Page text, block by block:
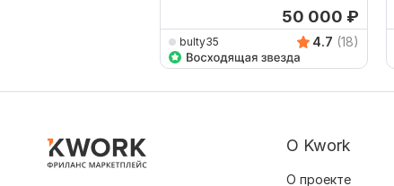
50 000 ₽
bulty35 4.7 (18)
О Kwork
О проекте